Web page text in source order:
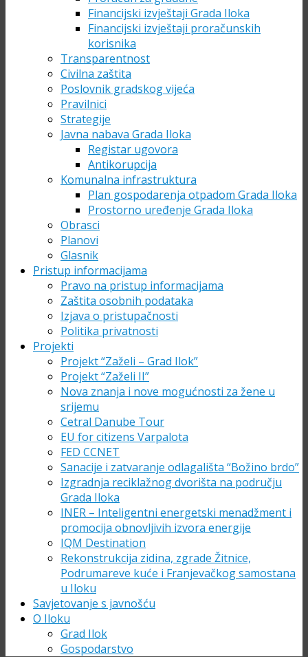
Financijski izvještaji Grada Iloka
Financijski izvještaji proračunskih
korisnika
Transparentnost
Civilna zaštita
Poslovnik gradskog vijeća
Pravilnici
Strategije
Javna nabava Grada Iloka
Registar ugovora
Antikorupcija
Komunalna infrastruktura
Plan gospodarenja otpadom Grada Iloka
Prostorno uređenje Grada Iloka
Obrasci
Planovi
Glasnik
Pristup informacijama
Pravo na pristup informacijama
Zaštita osobnih podataka
Izjava o pristupačnosti
Politika privatnosti
Projekti
Projekt “Zaželi – Grad Ilok”
Projekt “Zaželi II”
Nova znanja i nove mogućnosti za žene u
srijemu
Cetral Danube Tour
EU for citizens Varpalota
FED CCNET
Sanacije i zatvaranje odlagališta “Božino brdo”
Izgradnja reciklažnog dvorišta na području
Grada Iloka
INER – Inteligentni energetski menadžment i
promocija obnovljivih izvora energije
IQM Destination
Rekonstrukcija zidina, zgrade Žitnice,
Podrumareve kuće i Franjevačkog samostana
u Iloku
Savjetovanje s javnošću
O Iloku
Grad Ilok
Gospodarstvo